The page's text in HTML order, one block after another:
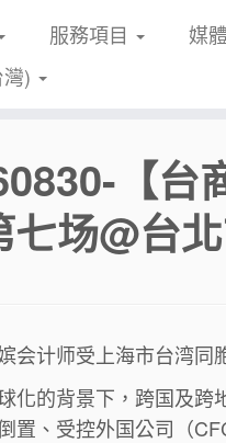
服務項目 媒
)
【台
七场@台
会计师受上海市台湾同
化的背景下，跨国及跨
置、受控外国公司（